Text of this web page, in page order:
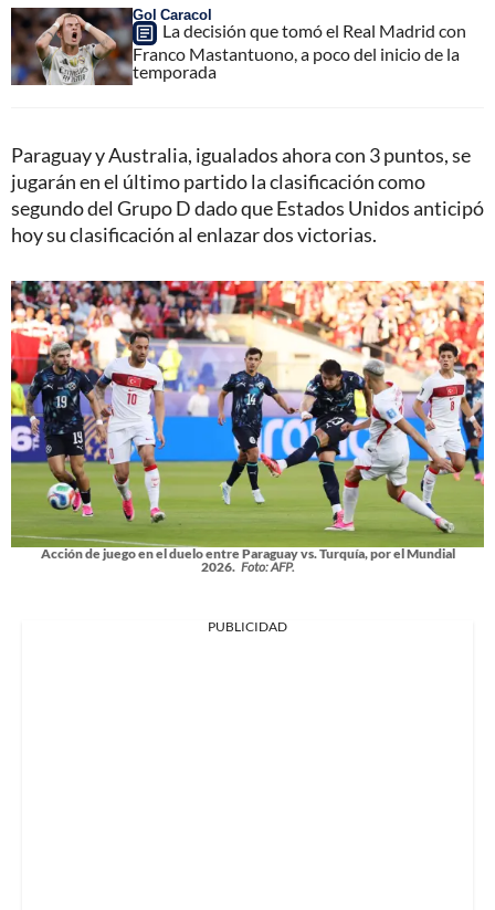
Gol Caracol
La decisión que tomó el Real Madrid con
Franco Mastantuono, a poco del inicio de la
temporada
Paraguay y Australia, igualados ahora con 3 puntos, se
jugarán en el último partido la clasificación como
segundo del Grupo D dado que Estados Unidos anticipó
hoy su clasificación al enlazar dos victorias.
Acción de juego en el duelo entre Paraguay vs. Turquía, por el Mundial
2026. Foto: AFP.
PUBLICIDAD